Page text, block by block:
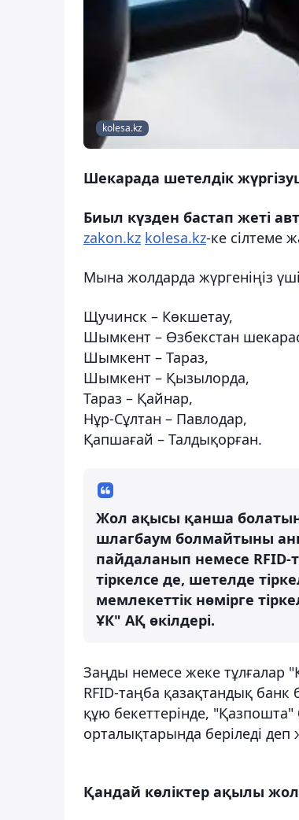
kolesa.kz
Шекарада шетелдік
Биыл күзден бастап жеті
zakon.kz kolesa.kz-ке сілтеме
Мына жолдарда жүргеніңіз
Щучинск – Көкшетау,
Шымкент – Өзбекстан
Шымкент – Тараз,
Шымкент – Қызылорда,
Тараз – Қайнар,
Нұр-Сұлтан – Павлодар,
Қапшағай – Талдықорған.
Жол ақысы қанша
шлагбаум болмайтыны
пайдаланып немесе RFID-
тіркелсе де, шетелде
мемлекеттік нөмірге
ҰК" АҚ өкілдері.
Заңды немесе жеке тұлғалар
RFID-таңба қазақтандық
құю бекеттерінде,
орталықтарында беріледі деп
Қандай көліктер ақылы